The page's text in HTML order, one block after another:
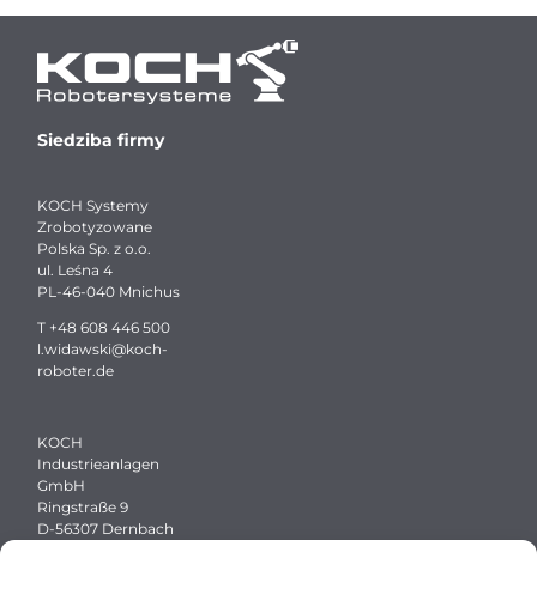
Siedziba firmy
KOCH Systemy
Zrobotyzowane
Polska Sp. z o.o.
ul. Leśna 4
PL-46-040 Mnichus
T +48 608 446 500
l.widawski@koch-
roboter.de
KOCH
Industrieanlagen
GmbH
Ringstraße 9
D-56307 Dernbach